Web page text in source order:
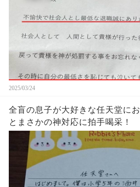
2025/03/24
全盲の息子が大好きな任天堂に
とまさかの神対応に拍手喝采！